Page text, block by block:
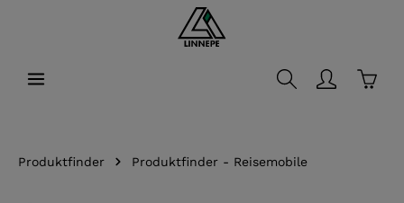
Produktfinder Produktfinder - Reisemobile